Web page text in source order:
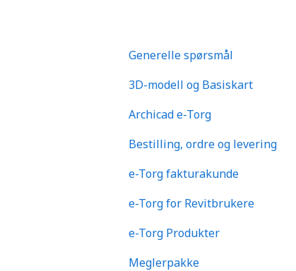
Generelle spørsmål
3D-modell og Basiskart
Archicad e-Torg
Bestilling, ordre og levering
e-Torg fakturakunde
e-Torg for Revitbrukere
e-Torg Produkter
Meglerpakke